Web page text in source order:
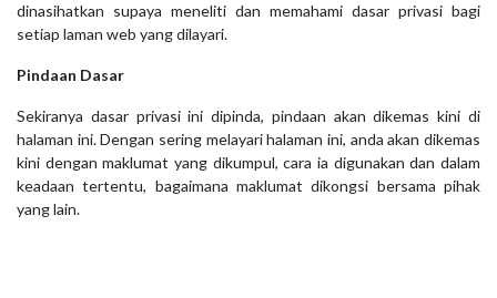
dinasihatkan supaya meneliti dan memahami dasar privasi bagi
setiap laman web yang dilayari.
Pindaan Dasar
Sekiranya dasar privasi ini dipinda, pindaan akan dikemas kini di
halaman ini. Dengan sering melayari halaman ini, anda akan dikemas
kini dengan maklumat yang dikumpul, cara ia digunakan dan dalam
keadaan tertentu, bagaimana maklumat dikongsi bersama pihak
yang lain.